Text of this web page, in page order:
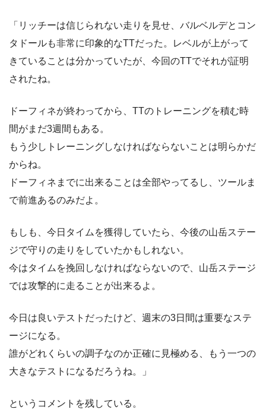
「リッチーは信じられない走りを見せ、バルベルデとコン
タドールも非常に印象的なTTだった。レベルが上がって
きていることは分かっていたが、今回のTTでそれが証明
されたね。
ドーフィネが終わってから、TTのトレーニングを積む時
間がまだ3週間もある。
もう少しトレーニングしなければならないことは明らかだ
からね。
ドーフィネまでに出来ることは全部やってるし、ツールま
で前進あるのみだよ。
もしも、今日タイムを獲得していたら、今後の山岳ステー
ジで守りの走りをしていたかもしれない。
今はタイムを挽回しなければならないので、山岳ステージ
では攻撃的に走ることが出来るよ。
今日は良いテストだったけど、週末の3日間は重要なステ
ージになる。
誰がどれくらいの調子なのか正確に見極める、もう一つの
大きなテストになるだろうね。」
というコメントを残している。